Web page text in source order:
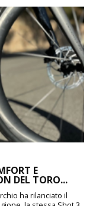
E
DEL TORO...
ha rilanciato il